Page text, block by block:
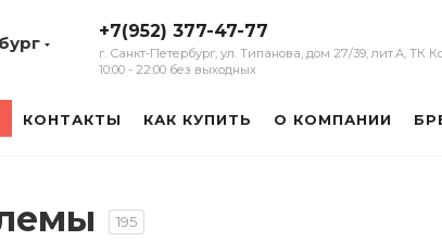
+7(952) 377-47-77
г. Санкт-Петербург, ул. Типанова, дом 27/39, лит.А, ТК
10:00 - 22:00 без выходных
КОНТАКТЫ КАК КУПИТЬ О КОМПАНИИ
195